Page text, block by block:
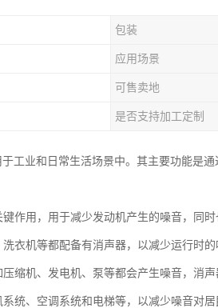
包装
应用场景
可售卖地
是否支持加工定制
工业和日常生活场景中。其主要功能是通
作用，用于减少发动机产生的噪音，同时
衣机等都配备有消声器，以减少运行时的
缩机、发电机、泵等都会产生噪音，消
统、空调系统和电梯等，以减少噪音对居